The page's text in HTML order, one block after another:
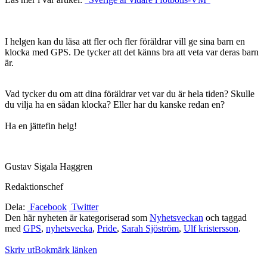
I helgen kan du läsa att fler och fler föräldrar vill ge sina barn en
klocka med GPS. De tycker att det känns bra att veta var deras barn
är.
Vad tycker du om att dina föräldrar vet var du är hela tiden? Skulle
du vilja ha en sådan klocka? Eller har du kanske redan en?
Ha en jättefin helg!
Gustav Sigala Haggren
Redaktionschef
Dela: Facebook Twitter
Den här nyheten är kategoriserad som Nyhetsveckan och taggad
med GPS, nyhetsvecka, Pride, Sarah Sjöström, Ulf kristersson.
Skriv utBokmärk länken